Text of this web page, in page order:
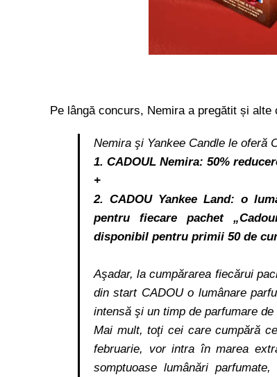
Pe lângă concurs, Nemira a pregătit și alte
Nemira şi Yankee Candle le oferă
1. CADOUL Nemira: 50%
+
2. CADOU Yankee Land: o
pentru fiecare pachet
disponibil pentru primii 50 de
Aşadar, la cumpărarea fiecărui
din start CADOU o lumânare
intensă şi un timp de parfumare de
Mai mult, toţi cei care cumpără
februarie, vor intra în marea
somptuoase lumânări